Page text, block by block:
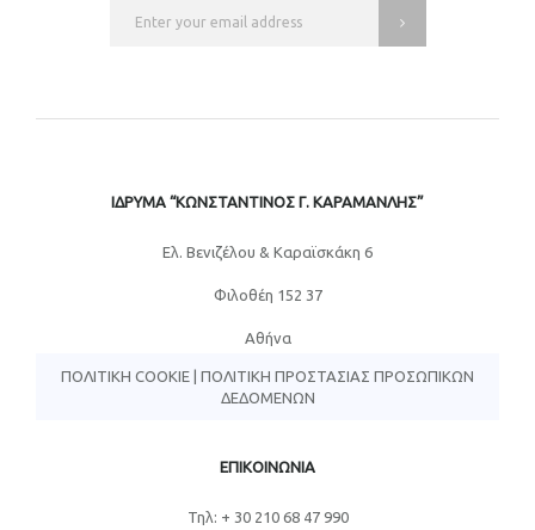
ΙΔΡΥΜΑ “ΚΩΝΣΤΑΝΤΙΝΟΣ Γ. ΚΑΡΑΜΑΝΛΗΣ”
Eλ. Βενιζέλου & Καραϊσκάκη 6
Φιλοθέη 152 37
Αθήνα
ΠΟΛΙΤΙΚΉ COOKIE | ΠΟΛΙΤΙΚΉ ΠΡΟΣΤΑΣΊΑΣ ΠΡΟΣΩΠΙΚΏΝ
ΔΕΔΟΜΈΝΩΝ
ΕΠΙΚΟΙΝΩΝΙΑ
Τηλ: + 30 210 68 47 990